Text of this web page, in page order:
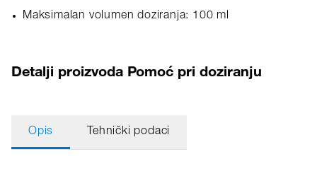
Maksimalan volumen doziranja: 100 ml
Detalji proizvoda Pomoć pri doziranju
Opis Tehnički podaci